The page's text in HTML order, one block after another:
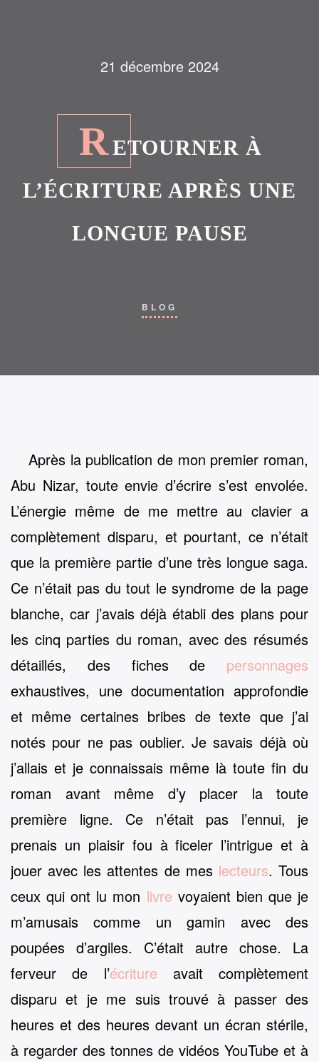
21 décembre 2024
RETOURNER À
L’ÉCRITURE APRÈS UNE
LONGUE PAUSE
BLOG
Après la publication de mon premier roman,
Abu Nizar, toute envie d’écrire s’est envolée.
L’énergie même de me mettre au clavier a
complètement disparu, et pourtant, ce n’était
que la première partie d’une très longue saga.
Ce n’était pas du tout le syndrome de la page
blanche, car j’avais déjà établi des plans pour
les cinq parties du roman, avec des résumés
détaillés, des fiches de personnages
exhaustives, une documentation approfondie
et même certaines bribes de texte que j’ai
notés pour ne pas oublier. Je savais déjà où
j’allais et je connaissais même là toute fin du
roman avant même d’y placer la toute
première ligne. Ce n’était pas l’ennui, je
prenais un plaisir fou à ficeler l’intrigue et à
jouer avec les attentes de mes lecteurs. Tous
ceux qui ont lu mon livre voyaient bien que je
m’amusais comme un gamin avec des
poupées d’argiles. C’était autre chose. La
ferveur de l’écriture avait complètement
disparu et je me suis trouvé à passer des
heures et des heures devant un écran stérile,
à regarder des tonnes de vidéos YouTube et à